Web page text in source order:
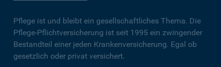
Pflege ist und bleibt ein gesellschaftliches Thema. Die
Pflege-Pflichtversicherung ist seit 1995 ein zwingender
Bestandteil einer jeden Krankenversicherung. Egal ob
gesetzlich oder privat versichert.